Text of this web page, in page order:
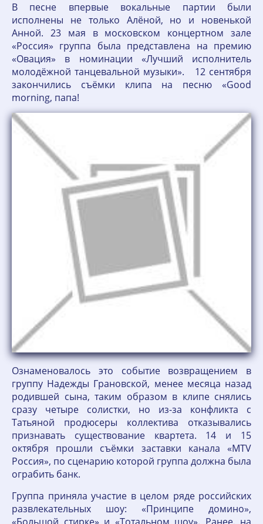
В песне впервые вокальные партии были
исполнены не только Алёной, но и новенькой
Анной. 23 мая в московском концертном зале
«Россия» группа была представлена на премию
«Овация» в номинации «Лучший исполнитель
молодёжной танцевальной музыки». 12 сентября
закончились съёмки клипа на песню «Good
morning, папа!
Ознаменовалось это событие возвращением в
группу Надежды Грановской, менее месяца назад
родившей сына, таким образом в клипе снялись
сразу четыре солистки, но из-за конфликта с
Татьяной продюсеры коллектива отказывались
признавать существование квартета. 14 и 15
октября прошли съёмки заставки канала «MTV
Россия», по сценарию которой группа должна была
ограбить банк.
Группа приняла участие в целом ряде российских
развлекательных шоу: «Принципе домино»,